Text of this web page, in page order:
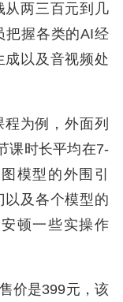
从两三百元到几
把握各类的AI经
以及音视频处
为例，外面列
课时长平均在7-
模型的外围引
以及各个模型的
顿一些实操作
价是399元，该